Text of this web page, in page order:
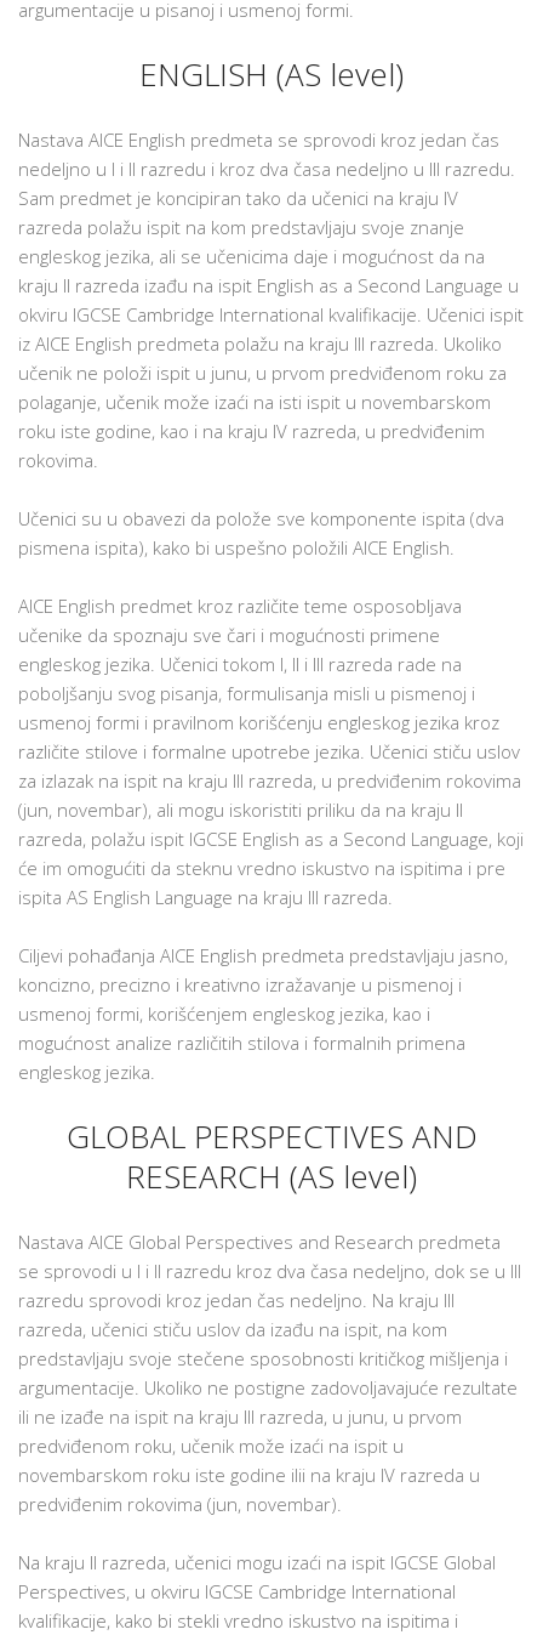
argumentacije u pisanoj i usmenoj formi.
ENGLISH (AS level)
Nastava AICE English predmeta se sprovodi kroz jedan čas
nedeljno u I i II razredu i kroz dva časa nedeljno u III razredu.
Sam predmet je koncipiran tako da učenici na kraju IV
razreda polažu ispit na kom predstavljaju svoje znanje
engleskog jezika, ali se učenicima daje i mogućnost da na
kraju II razreda izađu na ispit English as a Second Language u
okviru IGCSE Cambridge International kvalifikacije. Učenici ispit
iz AICE English predmeta polažu na kraju III razreda. Ukoliko
učenik ne položi ispit u junu, u prvom predviđenom roku za
polaganje, učenik može izaći na isti ispit u novembarskom
roku iste godine, kao i na kraju IV razreda, u predviđenim
rokovima.
Učenici su u obavezi da polože sve komponente ispita (dva
pismena ispita), kako bi uspešno položili AICE English.
AICE English predmet kroz različite teme osposobljava
učenike da spoznaju sve čari i mogućnosti primene
engleskog jezika. Učenici tokom I, II i III razreda rade na
poboljšanju svog pisanja, formulisanja misli u pismenoj i
usmenoj formi i pravilnom korišćenju engleskog jezika kroz
različite stilove i formalne upotrebe jezika. Učenici stiču uslov
za izlazak na ispit na kraju III razreda, u predviđenim rokovima
(jun, novembar), ali mogu iskoristiti priliku da na kraju II
razreda, polažu ispit IGCSE English as a Second Language, koji
će im omogućiti da steknu vredno iskustvo na ispitima i pre
ispita AS English Language na kraju III razreda.
Ciljevi pohađanja AICE English predmeta predstavljaju jasno,
koncizno, precizno i kreativno izražavanje u pismenoj i
usmenoj formi, korišćenjem engleskog jezika, kao i
mogućnost analize različitih stilova i formalnih primena
engleskog jezika.
GLOBAL PERSPECTIVES AND
RESEARCH (AS level)
Nastava AICE Global Perspectives and Research predmeta
se sprovodi u I i II razredu kroz dva časa nedeljno, dok se u III
razredu sprovodi kroz jedan čas nedeljno. Na kraju III
razreda, učenici stiču uslov da izađu na ispit, na kom
predstavljaju svoje stečene sposobnosti kritičkog mišljenja i
argumentacije. Ukoliko ne postigne zadovoljavajuće rezultate
ili ne izađe na ispit na kraju III razreda, u junu, u prvom
predviđenom roku, učenik može izaći na ispit u
novembarskom roku iste godine ilii na kraju IV razreda u
predviđenim rokovima (jun, novembar).
Na kraju II razreda, učenici mogu izaći na ispit IGCSE Global
Perspectives, u okviru IGCSE Cambridge International
kvalifikacije, kako bi stekli vredno iskustvo na ispitima i